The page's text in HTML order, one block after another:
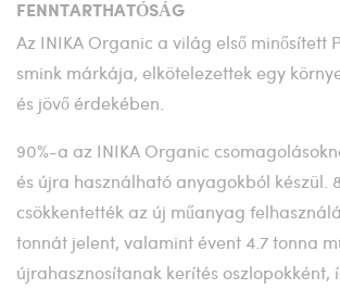
FENNTARTHATÓSÁG
Az INIKA Organic a világ első minősített
smink márkája, elkötelezettek egy
és jövő érdekében.
90%-a az INIKA Organic
és újra használható anyagokból készül.
csökkentették az új műanyag
tonnát jelent, valamint évent 4.7 tonna
újrahasznosítanak kerítés oszlopokként,